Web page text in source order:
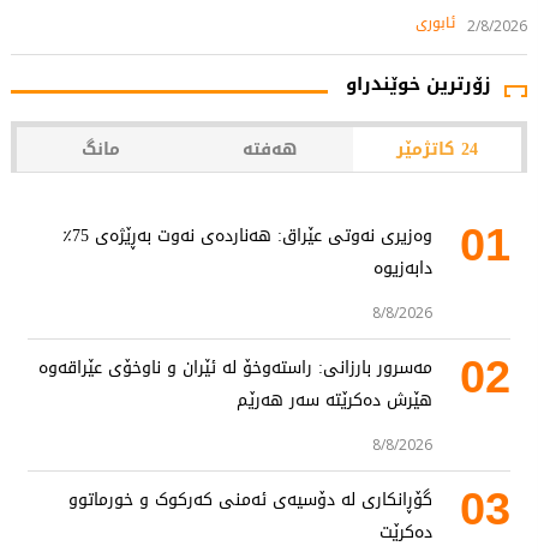
2/8/2026 ئابوری
زۆرترین خوێندراو
24 کاتژمێر هەفتە مانگ
01
وەزیری نەوتی عێراق: هەناردەی نەوت بەڕێژەی 75٪
دابەزیوە
8/8/2026
02
مەسرور بارزانی: راستەوخۆ لە ئێران و ناوخۆی عێراقەوە
هێرش دەکرێتە سەر هەرێم
8/8/2026
03
گۆڕانکاری لە دۆسیەی ئەمنی کەرکوک و خورماتوو
دەکرێت